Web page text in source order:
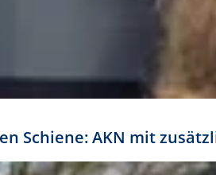
Schiene: AKN mit